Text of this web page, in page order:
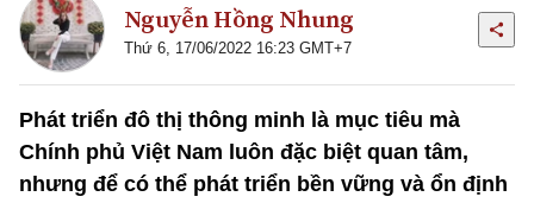
Nguyễn Hồng Nhung
Thứ 6, 17/06/2022 16:23 GMT+7
Phát triển đô thị thông minh là mục tiêu mà
Chính phủ Việt Nam luôn đặc biệt quan tâm,
nhưng để có thể phát triển bền vững và ổn định